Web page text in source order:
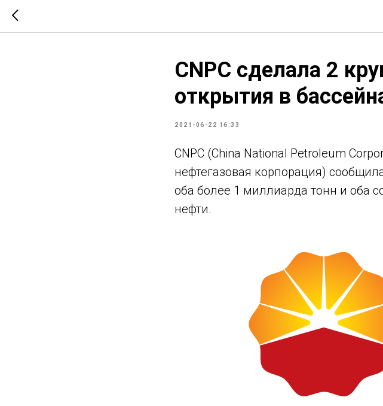
CNPC сделала 2
открытия в
2021-06-22 16:33
CNPC (China National Petroleum
нефтегазовая корпорация)
оба более 1 миллиарда тонн и оба
нефти.